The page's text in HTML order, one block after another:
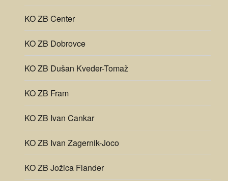
KO ZB Center
KO ZB Dobrovce
KO ZB Dušan Kveder-Tomaž
KO ZB Fram
KO ZB Ivan Cankar
KO ZB Ivan Zagernik-Joco
KO ZB Jožica Flander